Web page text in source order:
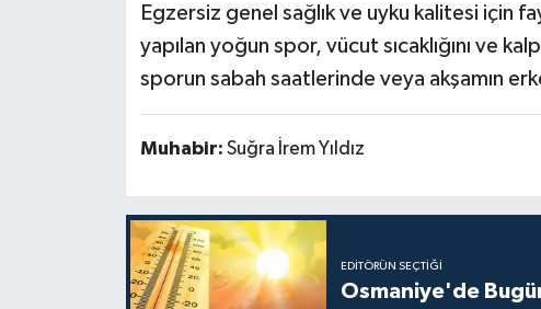
Egzersiz genel sağlık ve uyku kalitesi için
yapılan yoğun spor, vücut sıcaklığını ve
sporun sabah saatlerinde veya akşamın
Muhabir: Suğra İrem Yıldız
EDITÖRÜN SEÇTIĞI
Osmaniye'de